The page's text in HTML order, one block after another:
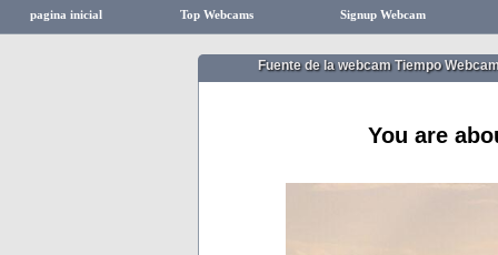
pagina inicial Top Webcams Signup Webcam
Fuente de la webcam Tiempo
You are